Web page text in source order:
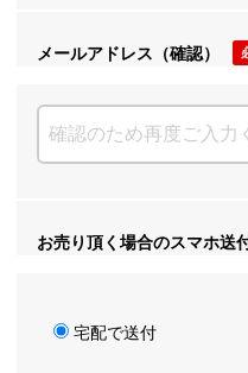
メールアドレス（確認）
お売り頂く場合のスマホ送
宅配で送付